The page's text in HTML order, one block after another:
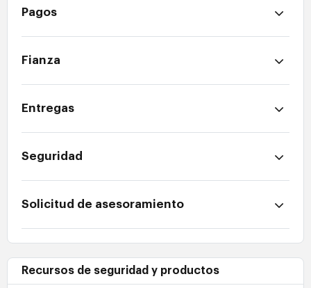
Pagos
Fianza
Entregas
Seguridad
Solicitud de asesoramiento
Recursos de seguridad y productos